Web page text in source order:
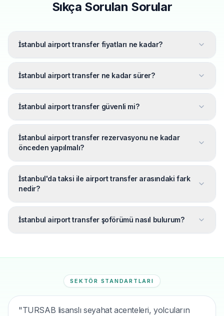
Sıkça Sorulan Sorular
İstanbul airport transfer fiyatları ne kadar?
İstanbul airport transfer ne kadar sürer?
İstanbul airport transfer güvenli mi?
İstanbul airport transfer rezervasyonu ne kadar
önceden yapılmalı?
İstanbul'da taksi ile airport transfer arasındaki fark
nedir?
İstanbul airport transfer şoförümü nasıl bulurum?
SEKTÖR STANDARTLARI
"TURSAB lisanslı seyahat acenteleri, yolcuların